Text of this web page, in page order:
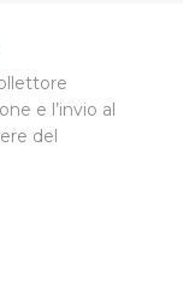
e l’invio al
del